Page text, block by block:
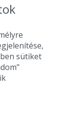
line Kft.
sütiket